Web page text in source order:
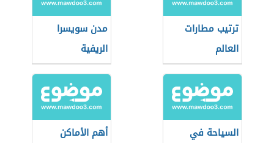
ترتيب مطارات
العالم
مدن سويسرا
الريفية
السياحة في
أهم الأماكن